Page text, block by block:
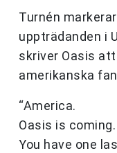
Turnén
uppträdanden i
skriver Oasis
amerikanska
“America.
Oasis is coming.
You have one